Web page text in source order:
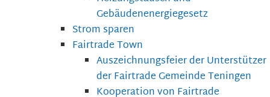
Gebäudenenergiegesetz
Strom sparen
Fairtrade Town
Auszeichnungsfeier der Unterstützer
der Fairtrade Gemeinde Teningen
Kooperation von Fairtrade